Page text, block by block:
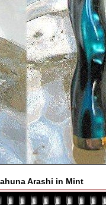
Arashi in Mint